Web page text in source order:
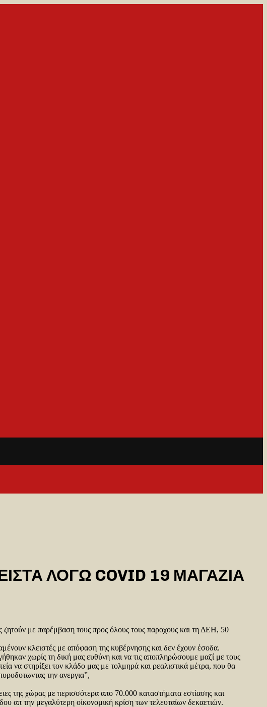
ΛΟΓΩ COVID 19 ΜΑΓΑΖΙΑ
με παρέμβαση τους προς όλους τους παροχους και τη ΔΕΗ, 50
κλειστές με απόφαση της κυβέρνησης και δεν έχουν έσοδα.
χωρίς τη δική μας ευθύνη και να τις αποπληρώσουμε μαζί με τους
να στηρίξει τον κλάδο μας με τολμηρά και ρεαλιστικά μέτρα, που θα
την ανεργια”,
της χώρας με περισσότερα απο 70.000 καταστήματα εστίασης και
απ την μεγαλύτερη οίκονομική κρίση των τελευταίων δεκαετιών.